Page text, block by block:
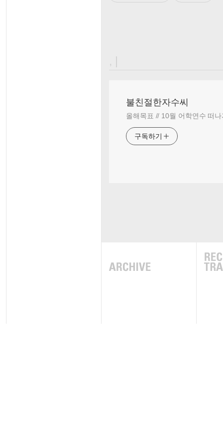
, |
불친절한자수씨
올해목표 // 10월 어학연수 떠나
구독하기